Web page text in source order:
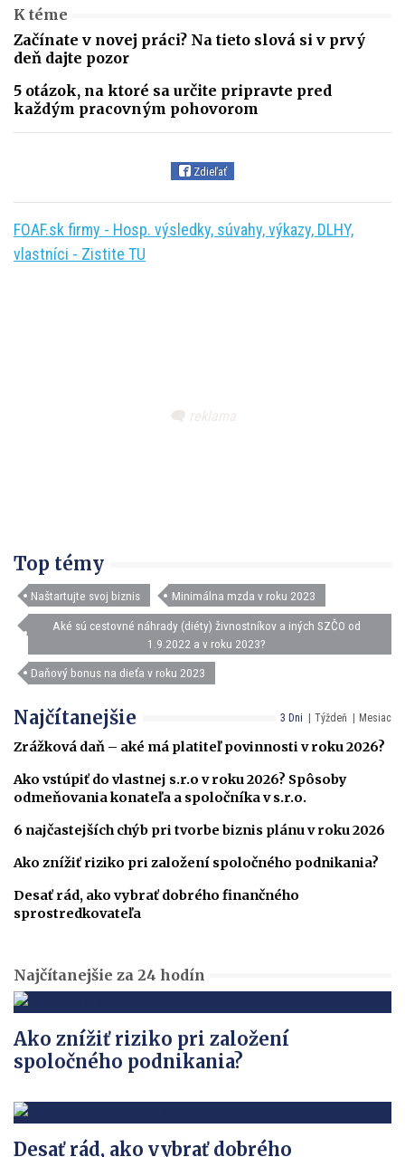
K téme
Začínate v novej práci? Na tieto slová si v prvý
deň dajte pozor
5 otázok, na ktoré sa určite pripravte pred
každým pracovným pohovorom
Zdieľať
FOAF.sk firmy - Hosp. výsledky, súvahy, výkazy, DLHY,
vlastníci - Zistite TU
Top témy
Naštartujte svoj biznis Minimálna mzda v roku 2023
Aké sú cestovné náhrady (diéty) živnostníkov a iných SZČO od
1.9.2022 a v roku 2023?
Daňový bonus na dieťa v roku 2023
3 Dni Týždeň Mesiac
Najčítanejšie
Zrážková daň – aké má platiteľ povinnosti v roku 2026?
Ako vstúpiť do vlastnej s.r.o v roku 2026? Spôsoby
odmeňovania konateľa a spoločníka v s.r.o.
6 najčastejších chýb pri tvorbe biznis plánu v roku 2026
Ako znížiť riziko pri založení spoločného podnikania?
Desať rád, ako vybrať dobrého finančného
sprostredkovateľa
Najčítanejšie za 24 hodín
Ako znížiť riziko pri založení
spoločného podnikania?
Desať rád, ako vybrať dobrého